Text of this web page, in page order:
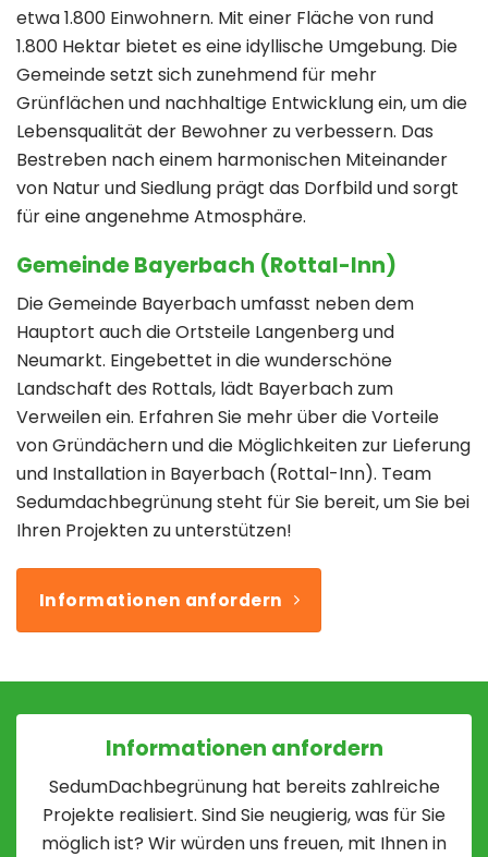
etwa 1.800 Einwohnern. Mit einer Fläche von rund
1.800 Hektar bietet es eine idyllische Umgebung. Die
Gemeinde setzt sich zunehmend für mehr
Grünflächen und nachhaltige Entwicklung ein, um die
Lebensqualität der Bewohner zu verbessern. Das
Bestreben nach einem harmonischen Miteinander
von Natur und Siedlung prägt das Dorfbild und sorgt
für eine angenehme Atmosphäre.
Gemeinde Bayerbach (Rottal-Inn)
Die Gemeinde Bayerbach umfasst neben dem
Hauptort auch die Ortsteile Langenberg und
Neumarkt. Eingebettet in die wunderschöne
Landschaft des Rottals, lädt Bayerbach zum
Verweilen ein. Erfahren Sie mehr über die Vorteile
von Gründächern und die Möglichkeiten zur Lieferung
und Installation in Bayerbach (Rottal-Inn). Team
Sedumdachbegrünung steht für Sie bereit, um Sie bei
Ihren Projekten zu unterstützen!
Informationen anfordern
Informationen anfordern
SedumDachbegrünung hat bereits zahlreiche
Projekte realisiert. Sind Sie neugierig, was für Sie
möglich ist? Wir würden uns freuen, mit Ihnen in